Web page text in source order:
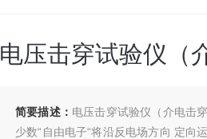
电压击穿试验仪（
简要描述： 电压击穿试验仪（介电击
少数“自由电子“将沿反电场方向 定向